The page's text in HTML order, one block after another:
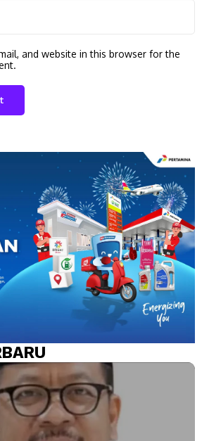
and website in this browser for the